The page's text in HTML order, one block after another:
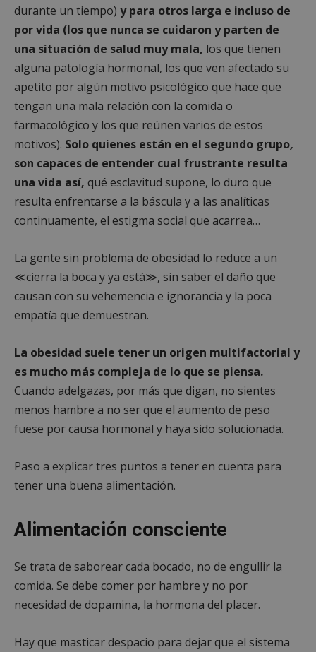
durante un tiempo) y para otros larga e incluso de
por vida (los que nunca se cuidaron y parten de
una situación de salud muy mala, los que tienen
alguna patología hormonal, los que ven afectado su
apetito por algún motivo psicológico que hace que
tengan una mala relación con la comida o
farmacológico y los que reúnen varios de estos
motivos). Solo quienes están en el segundo grupo,
son capaces de entender cual frustrante resulta
una vida así, qué esclavitud supone, lo duro que
resulta enfrentarse a la báscula y a las analíticas
continuamente, el estigma social que acarrea…
La gente sin problema de obesidad lo reduce a un
≪cierra la boca y ya está≫, sin saber el daño que
causan con su vehemencia e ignorancia y la poca
empatía que demuestran.
La obesidad suele tener un origen multifactorial y
es mucho más compleja de lo que se piensa.
Cuando adelgazas, por más que digan, no sientes
menos hambre a no ser que el aumento de peso
fuese por causa hormonal y haya sido solucionada.
Paso a explicar tres puntos a tener en cuenta para
tener una buena alimentación.
Alimentación consciente
Se trata de saborear cada bocado, no de engullir la
comida. Se debe comer por hambre y no por
necesidad de dopamina, la hormona del placer.
Hay que masticar despacio para dejar que el sistema